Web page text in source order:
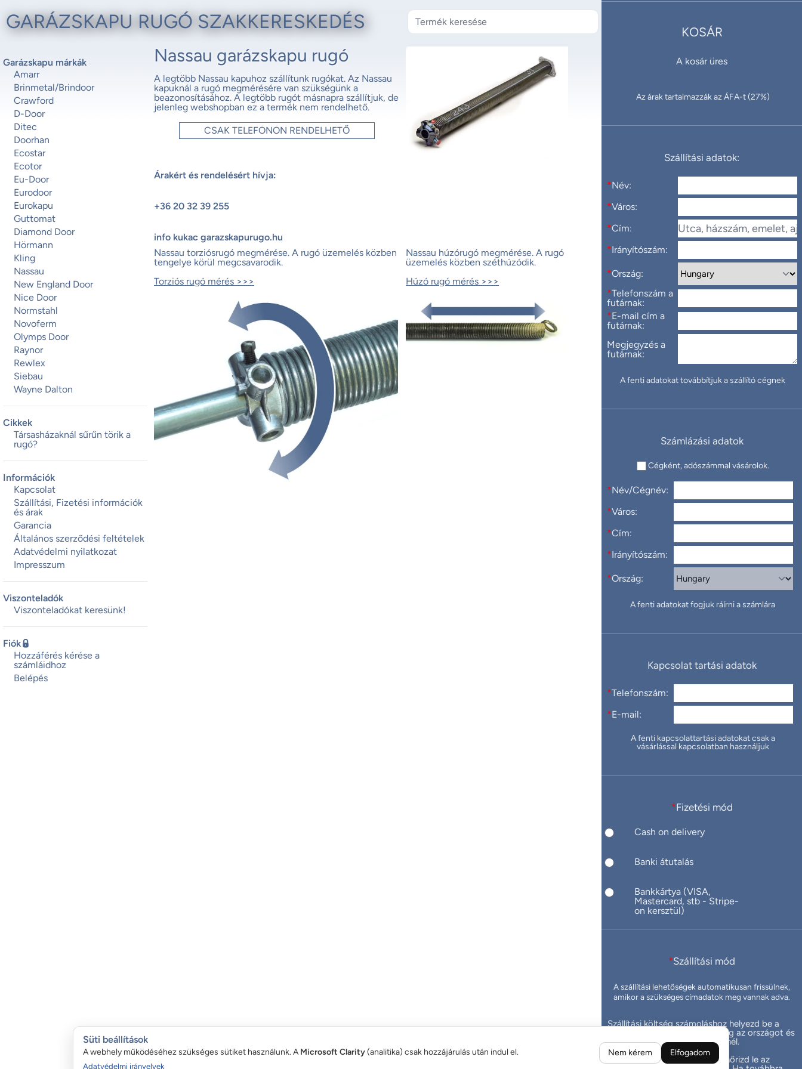
GARÁZSKAPU RUGÓ SZAKKERESKEDÉS
Garázskapu márkák
Amarr
Brinmetal/Brindoor
Crawford
D-Door
Ditec
Doorhan
Ecostar
Ecotor
Eu-Door
Eurodoor
Eurokapu
Guttomat
Diamond Door
Hörmann
Kling
Nassau
New England Door
Nice Door
Normstahl
Novoferm
Olymps Door
Raynor
Rewlex
Siebau
Wayne Dalton
Cikkek
Társasházaknál sűrűn törik a
rugó?
Információk
Kapcsolat
Szállítási, Fizetési információk
és árak
Garancia
Általános szerződési feltételek
Adatvédelmi nyilatkozat
Impresszum
Viszonteladók
Viszonteladókat keresünk!
Fiók
Hozzáférés kérése a
számláidhoz
Belépés
Nassau garázskapu rugó
A legtöbb Nassau kapuhoz szállítunk rugókat. Az Nassau
kapuknál a rugó megmérésére van szükségünk a
beazonosításához. A legtöbb rugót másnapra szállítjuk, de
jelenleg webshopban ez a termék nem rendelhető.
CSAK TELEFONON RENDELHETŐ
Árakért és rendelésért hívja:
+36 20 32 39 255
info kukac garazskapurugo.hu
Nassau torziósrugó megmérése. A rugó üzemelés közben
tengelye körül megcsavarodik.
Torziós rugó mérés >>>
Nassau húzórugó megmérése. A rugó
üzemelés közben széthúzódik.
Húzó rugó mérés >>>
KOSÁR
A kosár üres
Az árak tartalmazzák az ÁFA-t (27%)
Szállítási adatok:
*Név:
*Város:
*Cím:
*Irányítószám:
*Ország:
*Telefonszám a
futárnak:
*E-mail cím a
futárnak:
Megjegyzés a
futárnak:
A fenti adatokat továbbítjuk a szállító cégnek
Számlázási adatok
Cégként, adószámmal vásárolok.
*Név/Cégnév:
*Város:
*Cím:
*Irányítószám:
*Ország:
A fenti adatokat fogjuk ráírni a számlára
Kapcsolat tartási adatok
*Telefonszám:
*E-mail:
A fenti kapcsolattartási adatokat csak a
vásárlással kapcsolatban használjuk
*Fizetési mód
Cash on delivery
Banki átutalás
Bankkártya (VISA,
Mastercard, stb - Stripe-
on kersztül)
*Szállítási mód
A szállítási lehetőségek automatikusan frissülnek,
amikor a szükséges címadatok meg vannak adva.
Szállítási költség számoláshoz helyezd be a
termékeket a kosárba, add meg az országot és
irányítoszámot a szállítási címnél.
Ha valami hiba van, kérlek ellenőrizd le az
Süti beállítások
A webhely működéséhez szükséges sütiket használunk. AMicrosoft Clarity(analitika) csak hozzájárulás után indul el.
Adatvédelmi irányelvek
Nem kérem Elfogadom